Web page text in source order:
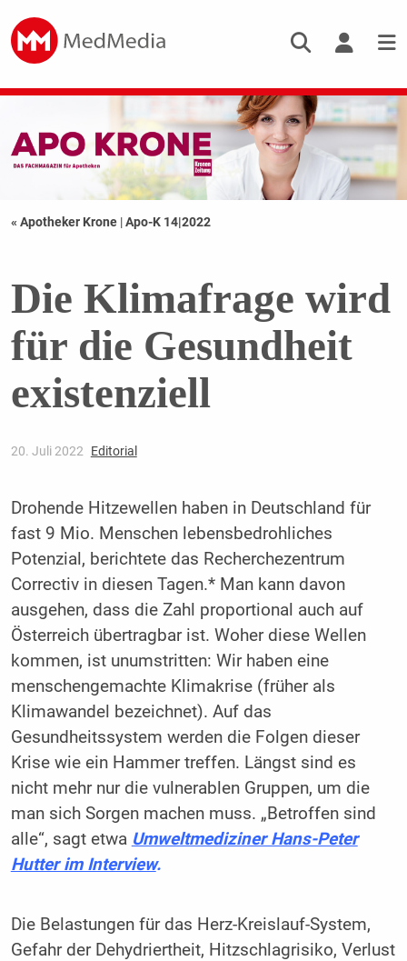
« Apotheker Krone |Apo-K 14|2022
Die Klimafrage wird
für die Gesundheit
existenziell
20. Juli 2022 Editorial
Drohende Hitzewellen haben in Deutschland für
fast 9 Mio. Menschen lebens­bedrohliches
Potenzial, berichtete das Recherchezentrum
Correctiv in diesen Tagen.* Man kann davon
ausgehen, dass die Zahl proportional auch auf
Österreich übertragbar ist. Woher diese Wellen
kommen, ist unumstritten: Wir haben eine
menschengemachte Klimakrise (früher als
Klimawandel bezeichnet). Auf das
Gesundheitssystem werden die Folgen dieser
Krise wie ein Hammer treffen. Längst sind es
nicht mehr nur die vulnerablen Gruppen, um die
man sich Sorgen machen muss. „Betroffen sind
alle“, sagt etwa Umweltmediziner Hans-Peter
Hutter im Interview.
Die Belastungen für das Herz-Kreislauf-System,
Gefahr der Dehydriertheit, Hitzschlagrisiko, Verlust